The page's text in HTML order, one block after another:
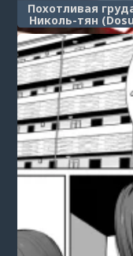
Похотливая
Николь-тян
Dekachichi